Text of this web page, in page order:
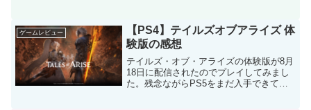
できてないので国道を完成させたらもう
５時間く...
ゲームレビュー
【PS4】テイルズオブアライズ 体
験版の感想
テイルズ・オブ・アライズの体験版が8月
18日に配信されたのでプレイしてみまし
た。残念ながらPS5をまだ入手できてい